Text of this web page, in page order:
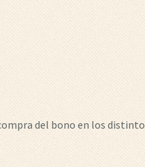
del bono en los